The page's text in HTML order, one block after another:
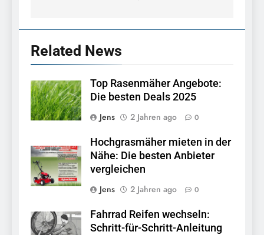
Related News
Top Rasenmäher Angebote:
Die besten Deals 2025
Jens
2 Jahren ago 0
Hochgrasmäher mieten in der
Nähe: Die besten Anbieter
vergleichen
Jens
2 Jahren ago 0
Fahrrad Reifen wechseln:
Schritt-für-Schritt-Anleitung
Hochgrasmäher mieten in
der Nähe: Die besten
ALLGEMEIN
7
sparen Sie Platz in Ihrer
Garage
ALLGEMEIN
8
Top Werkzeuge: Die besten
Projekt
TOOLS